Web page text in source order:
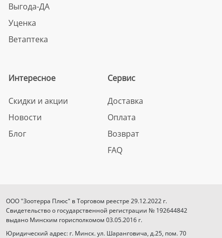
Выгода-ДА
Уценка
Ветаптека
Интересное
Скидки и акции
Новости
Блог
Сервис
Доставка
Оплата
Возврат
FAQ
ООО "Зоотерра Плюс" в Торговом реестре 29.12.2022 г.
Свидетельство о государственной регистрации № 192644842
выдано Минским горисполкомом 03.05.2016 г.
Юридический адрес: г. Минск. ул. Шаранговича, д.25, пом. 70